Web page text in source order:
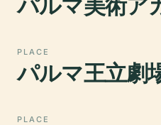
PLACE
パルマ王立劇
PLACE